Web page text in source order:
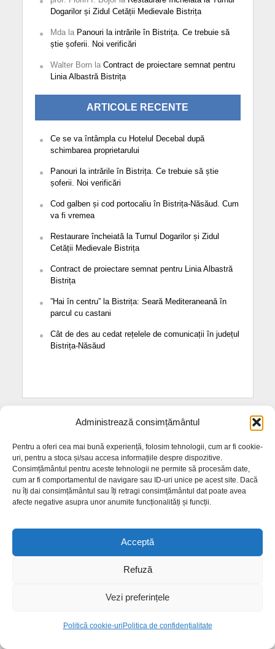
Administrează consimțământul
Pentru a oferi cea mai bună experiență, folosim tehnologii, cum ar fi cookie-
uri, pentru a stoca și/sau accesa informațiile despre dispozitive.
Consimțământul pentru aceste tehnologii ne permite să procesăm date,
cum ar fi comportamentul de navigare sau ID-uri unice pe acest site. Dacă
nu îți dai consimțământul sau îți retragi consimțământul dat poate avea
afecte negative asupra unor anumite funcționalități și funcții.
Acceptă
Refuză
Vezi preferințele
Politică cookie-uriPolitica de confidențialitate
Dogarilor și Zidul Cetății Medievale Bistrița
Mdala Panouri la intrările în Bistrița. Ce trebuie să
știe șoferii. Noi verificări
Walter Bornla Contract de proiectare semnat pentru
Linia Albastră Bistrița
ARTICOLE RECENTE
Ce se va întâmpla cu Hotelul Decebal după
schimbarea proprietarului
Panouri la intrările în Bistrița. Ce trebuie să știe
șoferii. Noi verificări
Cod galben și cod portocaliu în Bistrița-Năsăud. Cum
va fi vremea
Restaurare încheiată la Turnul Dogarilor și Zidul
Cetății Medievale Bistrița
Contract de proiectare semnat pentru Linia Albastră
Bistrița
”Hai în centru” la Bistrița: Seară Mediteraneană în
parcul cu castani
Cât de des au cedat rețelele de comunicații în județul
Bistrița-Năsăud